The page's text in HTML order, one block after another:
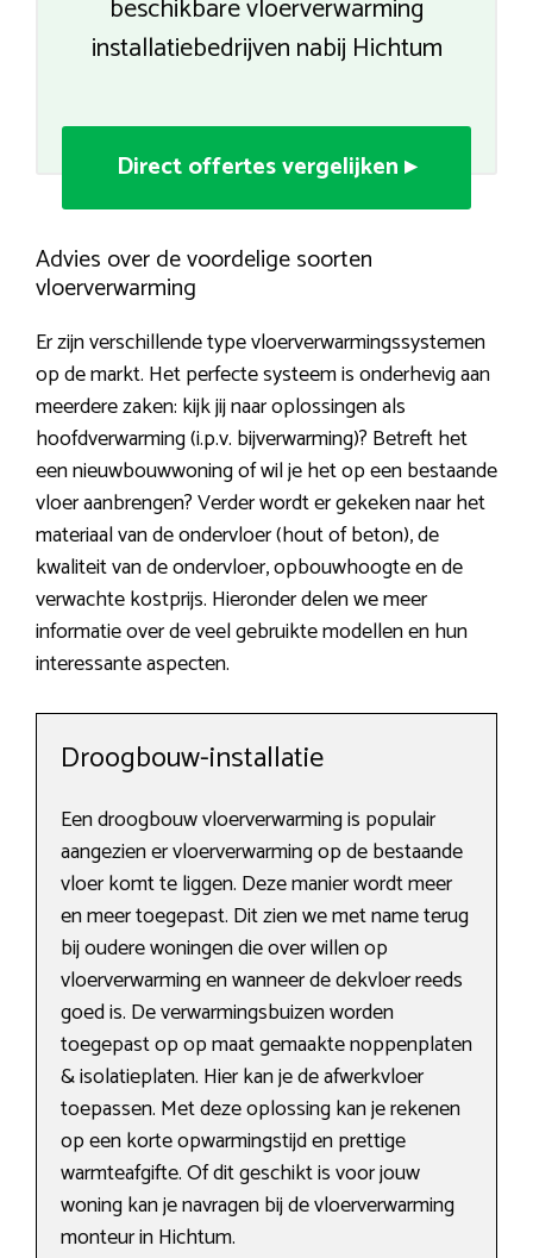
beschikbare vloerverwarming
installatiebedrijven nabij Hichtum
Direct offertes vergelijken ▸
Advies over de voordelige soorten
vloerverwarming
Er zijn verschillende type vloerverwarmingssystemen
op de markt. Het perfecte systeem is onderhevig aan
meerdere zaken: kijk jij naar oplossingen als
hoofdverwarming (i.p.v. bijverwarming)? Betreft het
een nieuwbouwwoning of wil je het op een bestaande
vloer aanbrengen? Verder wordt er gekeken naar het
materiaal van de ondervloer (hout of beton), de
kwaliteit van de ondervloer, opbouwhoogte en de
verwachte kostprijs. Hieronder delen we meer
informatie over de veel gebruikte modellen en hun
interessante aspecten.
Droogbouw-installatie
Een droogbouw vloerverwarming is populair
aangezien er vloerverwarming op de bestaande
vloer komt te liggen. Deze manier wordt meer
en meer toegepast. Dit zien we met name terug
bij oudere woningen die over willen op
vloerverwarming en wanneer de dekvloer reeds
goed is. De verwarmingsbuizen worden
toegepast op op maat gemaakte noppenplaten
& isolatieplaten. Hier kan je de afwerkvloer
toepassen. Met deze oplossing kan je rekenen
op een korte opwarmingstijd en prettige
warmteafgifte. Of dit geschikt is voor jouw
woning kan je navragen bij de vloerverwarming
monteur in Hichtum.